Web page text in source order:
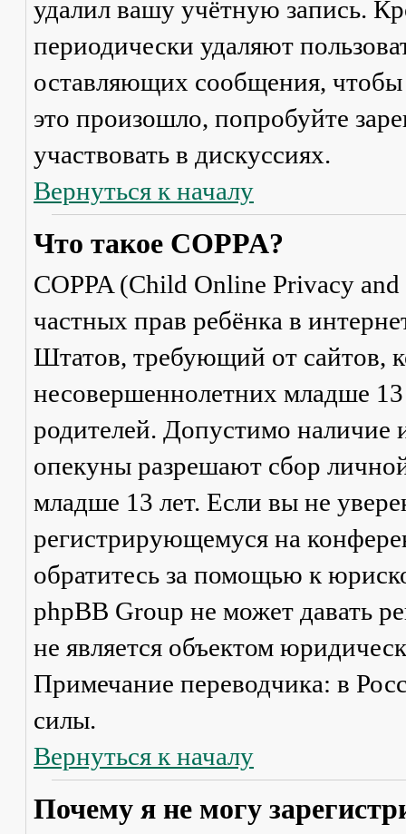
удалил вашу учётную запись.
периодически удаляют
оставляющих сообщения,
это произошло, попробуйте
участвовать в дискуссиях.
Вернуться к началу
Что такое COPPA?
COPPA (Child Online Privacy
частных прав ребёнка в
Штатов, требующий от сайтов,
несовершеннолетних младше 13
родителей. Допустимо наличие
опекуны разрешают сбор
младше 13 лет. Если вы не
регистрирующемуся на
обратитесь за помощью к
phpBB Group не может давать
не является объектом
Примечание переводчика: в
силы.
Вернуться к началу
Почему я не могу